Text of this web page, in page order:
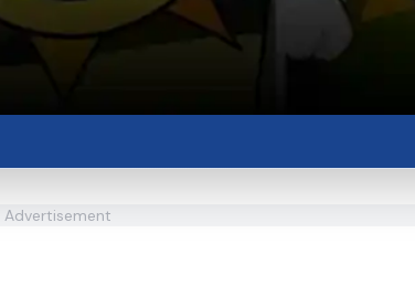
Advertisement